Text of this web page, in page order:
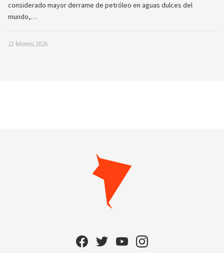
considerado mayor derrame de petróleo en aguas dulces del
mundo,…
12 febrero, 2026